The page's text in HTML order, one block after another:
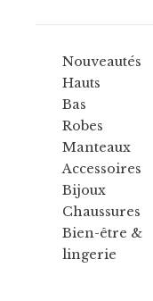
Nouveautés
Hauts
Bas
Robes
Manteaux
Accessoires
Bijoux
Chaussures
Bien-être &
lingerie